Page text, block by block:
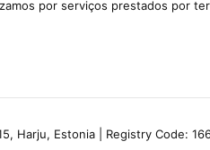
por serviços prestados por
Harju, Estonia | Registry Code: